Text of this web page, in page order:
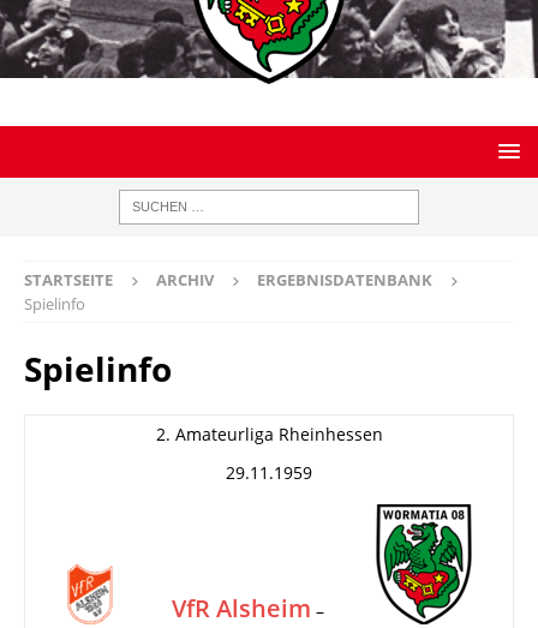
STARTSEITE ARCHIV
ERGEBNISDATENBANK
Spielinfo
Spielinfo
2. Amateurliga Rheinhessen
29.11.1959
VfR Alsheim –